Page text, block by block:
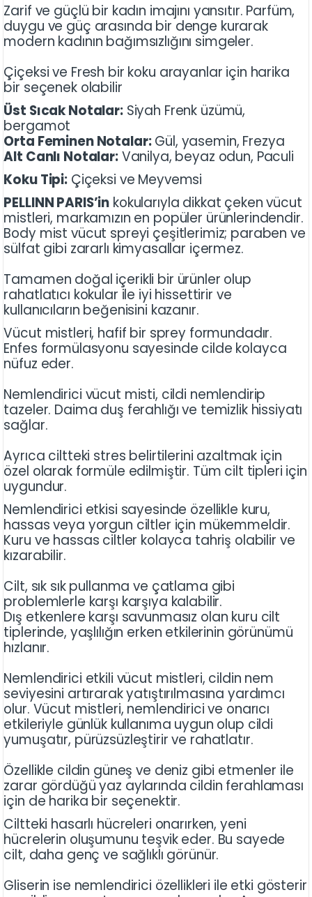
Zarif ve güçlü bir kadın imajını yansıtır. Parfüm,
duygu ve güç arasında bir denge kurarak
modern kadının bağımsızlığını simgeler.
Çiçeksi ve Fresh bir koku arayanlar için harika
bir seçenek olabilir
Üst Sıcak Notalar:Siyah Frenk üzümü,
bergamot
Orta Feminen Notalar:Gül, yasemin, Frezya
Alt Canlı Notalar:Vanilya, beyaz odun, Paculi
Koku Tipi: Çiçeksi ve Meyvemsi
PELLINN PARIS’in kokularıyla dikkat çeken vücut
mistleri, markamızın en popüler ürünlerindendir.
Body mist vücut spreyi çeşitlerimiz; paraben ve
sülfat gibi zararlı kimyasallar içermez.
Tamamen doğal içerikli bir ürünler olup
rahatlatıcı kokular ile iyi hissettirir ve
kullanıcıların beğenisini kazanır.
Vücut mistleri, hafif bir sprey formundadır.
Enfes formülasyonu sayesinde cilde kolayca
nüfuz eder.
Nemlendirici vücut misti, cildi nemlendirip
tazeler. Daima duş ferahlığı ve temizlik hissiyatı
sağlar.
Ayrıca ciltteki stres belirtilerini azaltmak için
özel olarak formüle edilmiştir. Tüm cilt tipleri için
uygundur.
Nemlendirici etkisi sayesinde özellikle kuru,
hassas veya yorgun ciltler için mükemmeldir.
Kuru ve hassas ciltler kolayca tahriş olabilir ve
kızarabilir.
Cilt, sık sık pullanma ve çatlama gibi
problemlerle karşı karşıya kalabilir.
Dış etkenlere karşı savunmasız olan kuru cilt
tiplerinde, yaşlılığın erken etkilerinin görünümü
hızlanır.
Nemlendirici etkili vücut mistleri, cildin nem
seviyesini artırarak yatıştırılmasına yardımcı
olur. Vücut mistleri, nemlendirici ve onarıcı
etkileriyle günlük kullanıma uygun olup cildi
yumuşatır, pürüzsüzleştirir ve rahatlatır.
Özellikle cildin güneş ve deniz gibi etmenler ile
zarar gördüğü yaz aylarında cildin ferahlaması
için de harika bir seçenektir.
Ciltteki hasarlı hücreleri onarırken, yeni
hücrelerin oluşumunu teşvik eder. Bu sayede
cilt, daha genç ve sağlıklı görünür.
Gliserin ise nemlendirici özellikleri ile etki gösterir